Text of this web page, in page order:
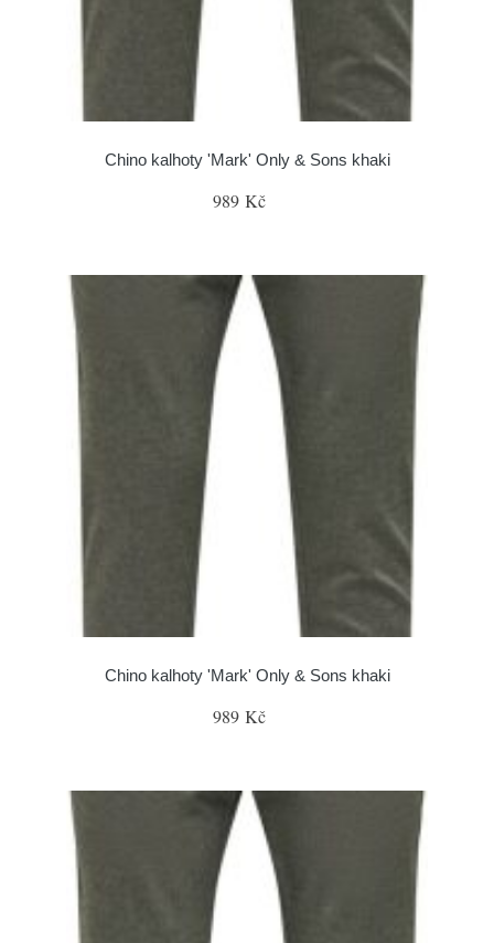
Chino kalhoty 'Mark' Only & Sons khaki
989 Kč
Chino kalhoty 'Mark' Only & Sons khaki
989 Kč